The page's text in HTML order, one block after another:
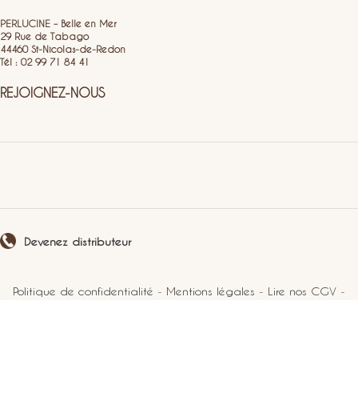
PERLUCINE – Belle en Mer
29 Rue de Tabago
44460 St-Nicolas-de-Redon
Tél : 02 99 71 84 41
REJOIGNEZ-NOUS
Devenez distributeur
Politique de confidentialité - Mentions légales - Lire nos CGV -